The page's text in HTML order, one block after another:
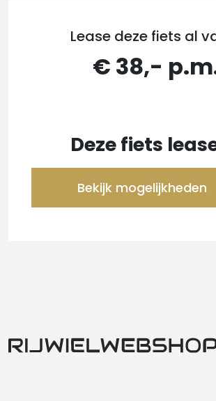
Lease deze fiets al
€ 38,-
Deze fiets
Bekijk mogelijkheden